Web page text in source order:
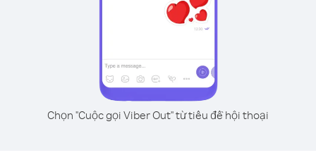
Chọn "Cuộc gọi Viber Out" từ tiêu đề hội thoại